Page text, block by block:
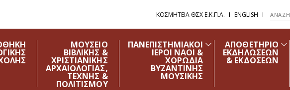
ΚΟΣΜΗΤΕΙΑ ΘΣΧ Ε.Κ.Π.Α. ENGLISH
ΜΟΥΣΕΙΟ
ΒΙΒΛΙΚΗΣ &
ΧΡΙΣΤΙΑΝΙΚΗΣ
ΑΡΧΑΙΟΛΟΓΙΑΣ,
ΤΕΧΝΗΣ &
ΠΟΛΙΤΙΣΜΟΥ
ΠΑΝΕΠΙΣΤΗΜΙΑΚΟΙ
ΙΕΡΟΙ ΝΑΟΙ &
ΧΟΡΩΔΙΑ
ΒΥΖΑΝΤΙΝΗΣ
ΜΟΥΣΙΚΗΣ
ΑΠΟΘΕΤΗΡΙΟ
ΕΚΔΗΛΩΣΕΩΝ
& ΕΚΔΟΣΕΩΝ